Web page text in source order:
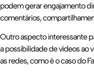
podem gerar engajamento
comentários,
Outro aspecto interessante
a possibilidade de vídeos ao
as redes, como é o caso do